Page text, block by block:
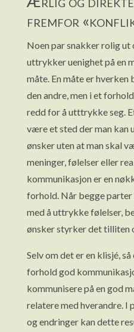
fremfor
Noen par snakker rolig ut
uttrykker uenighet på en
måte. En måte er hverken
den andre, men i et
redd for å utttrykke seg.
være et sted der man kan
ønsker uten at man skal
meninger, følelser eller
kommunikasjon er en
forhold. Når begge
med å uttrykke følelser,
ønsker styrker det tilliten
Selv om det er en klisjé,
forhold god
kommunisere på en god
relatere med hverandre. I
og endringer kan dette